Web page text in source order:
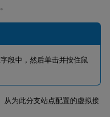
段中，然后单击并按住鼠
从为此分支站点配置的虚拟接